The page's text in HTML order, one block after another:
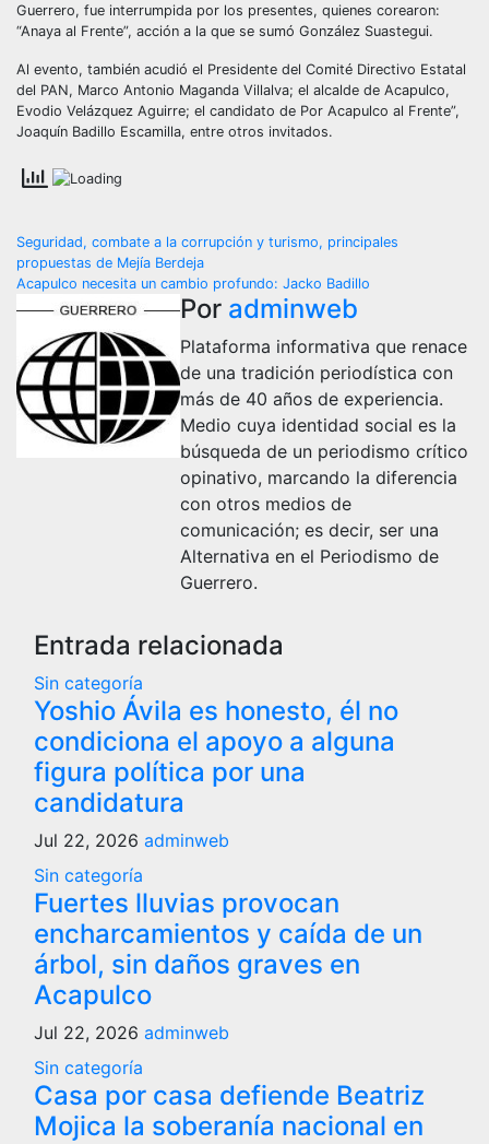
Guerrero, fue interrumpida por los presentes, quienes corearon:
“Anaya al Frente”, acción a la que se sumó González Suastegui.
Al evento, también acudió el Presidente del Comité Directivo Estatal
del PAN, Marco Antonio Maganda Villalva; el alcalde de Acapulco,
Evodio Velázquez Aguirre; el candidato de Por Acapulco al Frente”,
Joaquín Badillo Escamilla, entre otros invitados.
Navegación
de
entradas
Seguridad, combate a la corrupción y turismo, principales
propuestas de Mejía Berdeja
Acapulco necesita un cambio profundo: Jacko Badillo
Por adminweb
Plataforma informativa que renace
de una tradición periodística con
más de 40 años de experiencia.
Medio cuya identidad social es la
búsqueda de un periodismo crítico
opinativo, marcando la diferencia
con otros medios de
comunicación; es decir, ser una
Alternativa en el Periodismo de
Guerrero.
Entrada relacionada
Sin categoría
Yoshio Ávila es honesto, él no
condiciona el apoyo a alguna
figura política por una
candidatura
Jul 22, 2026 adminweb
Sin categoría
Fuertes lluvias provocan
encharcamientos y caída de un
árbol, sin daños graves en
Acapulco
Jul 22, 2026 adminweb
Sin categoría
Casa por casa defiende Beatriz
Mojica la soberanía nacional en